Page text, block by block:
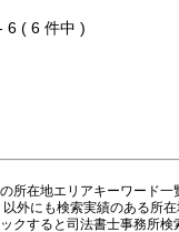
( 6 件中 )
の所在地エリアキーワード一
以外にも検索実績のある所
クすると司法書士事務所